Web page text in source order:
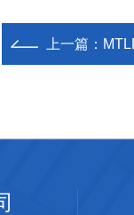
上一篇：